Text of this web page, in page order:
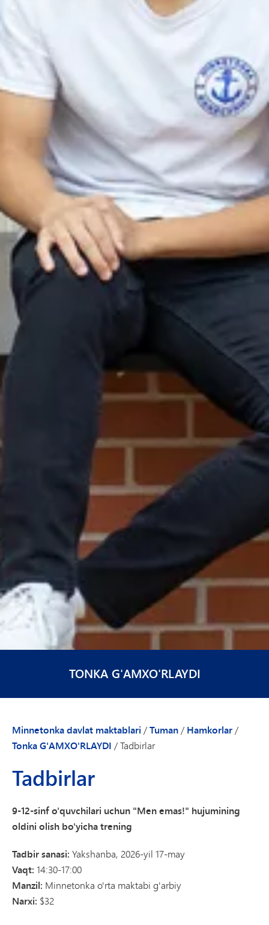
TONKA G'AMXO'RLAYDI
Minnetonka davlat maktablari /Tuman/ Hamkorlar/
Tonka G'AMXO'RLAYDI /Tadbirlar
Tadbirlar
9-12-sinf o'quvchilari uchun "Men emas!" hujumining
oldini olish bo'yicha trening
Tadbir sanasi: Yakshanba, 2026-yil 17-may
Vaqt: 14:30-17:00
Manzil: Minnetonka o'rta maktabi g'arbiy
Narxi: $32